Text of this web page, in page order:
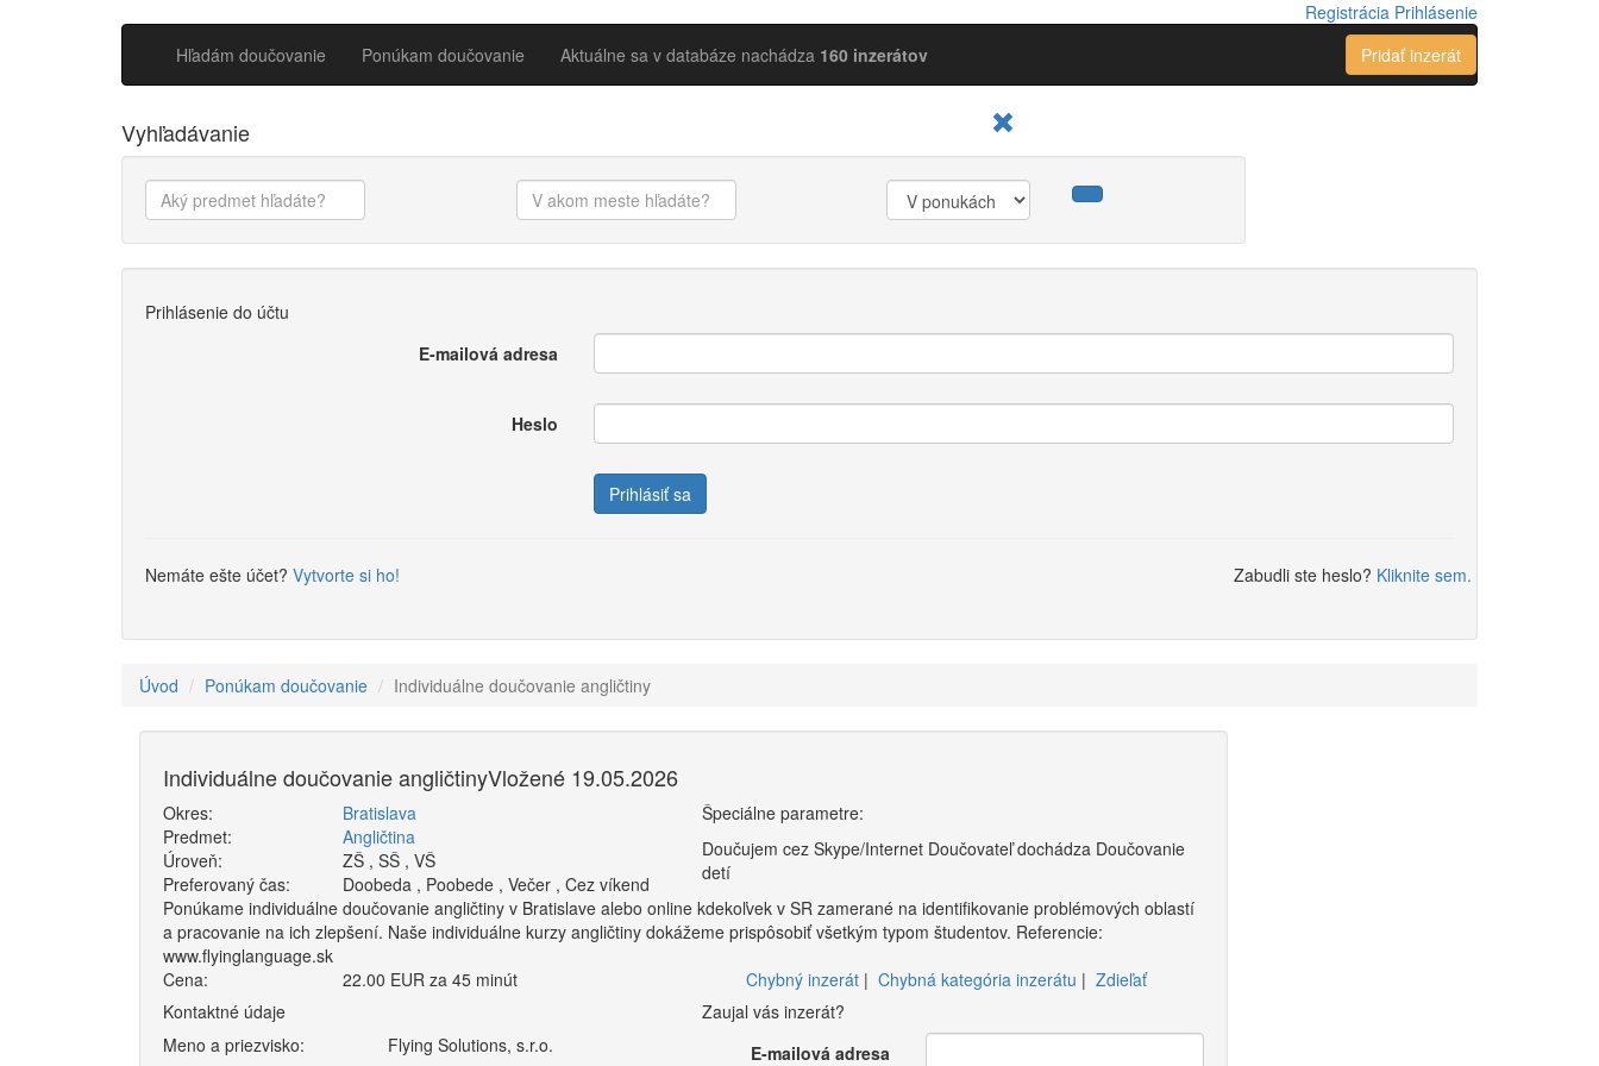
Registrácia Prihlásenie
Hľadám doučovanie
Ponúkam doučovanie Aktuálne sa v databáze nachádza 160 inzerátov Pridať inzerát
Vyhľadávanie
Prihlásenie do účtu
E-mailová adresa
Heslo
Prihlásiť sa
Nemáte ešte účet? Vytvorte si ho! Zabudli ste heslo? Kliknite sem.
Úvod Ponúkam doučovanie Individuálne doučovanie angličtiny
Individuálne doučovanie angličtinyVložené 19.05.2026
Okres:
Bratislava
Predmet:
Angličtina
Úroveň:
ZŠ, SŠ, VŠ
Preferovaný čas:
Doobeda, Poobede, Večer, Cez víkend
Špeciálne parametre:
Doučujem cez Skype/Internet Doučovateľ dochádza Doučovanie
detí
Ponúkame individuálne doučovanie angličtiny v Bratislave alebo online kdekoľvek v SR zamerané na identifikovanie problémových oblastí
a pracovanie na ich zlepšení. Naše individuálne kurzy angličtiny dokážeme prispôsobiť všetkým typom študentov. Referencie:
www.flyinglanguage.sk
Cena:
22.00 EUR za 45 minút Chybný inzerát | Chybná kategória inzerátu | Zdieľať
Kontaktné údaje
Meno a priezvisko:
Flying Solutions, s.r.o.
Zaujal vás inzerát?
E-mailová adresa